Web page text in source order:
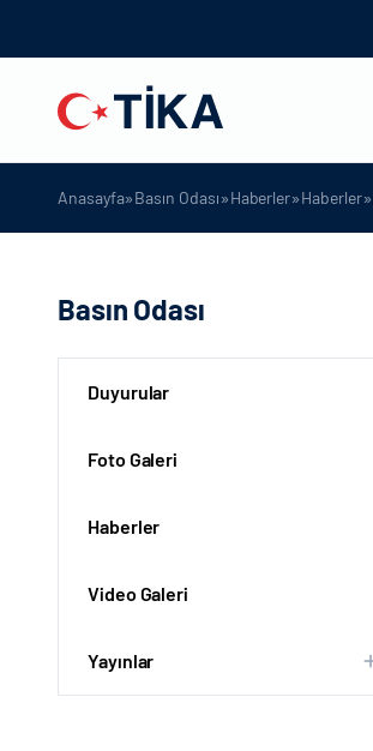
Anasayfa»Basın Odası»Haberler»Haberler»
Basın Odası
Duyurular
Foto Galeri
Haberler
Video Galeri
Yayınlar